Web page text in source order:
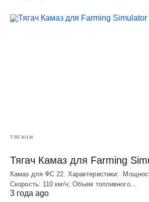
ТЯГАЧИ
Тягач Камаз для Farming
Камаз для ФС 22. Характеристики:
Скорость: 110 км/ч; Объем топливного…
3 года ago